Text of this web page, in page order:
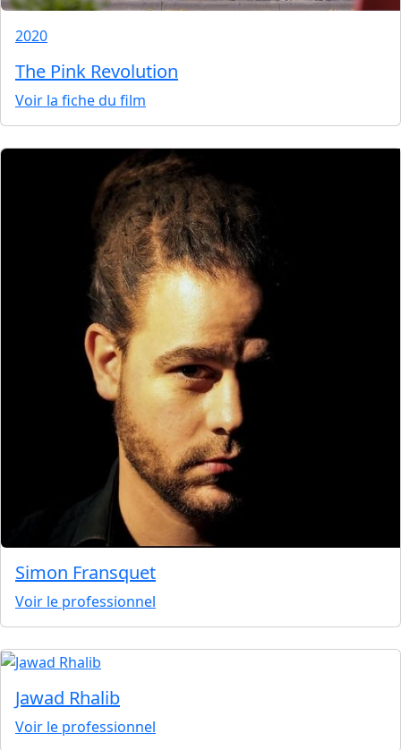
2020
The Pink Revolution
Voir la fiche du film
Simon Fransquet
Voir le professionnel
Jawad Rhalib
Voir le professionnel